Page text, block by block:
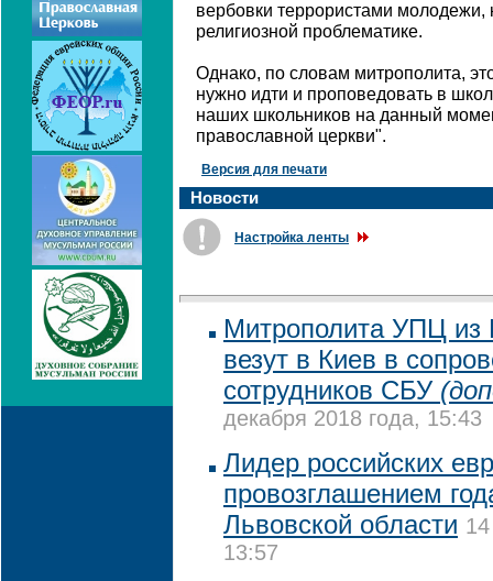
вербовки террористами молодежи,
религиозной проблематике.
Однако, по словам митрополита,
нужно идти и проповедовать в
наших школьников на данный
православной церкви".
Версия для печати
Новости
Настройка ленты
Митрополита УПЦ из
везут в Киев в
сотрудников СБУ
декабря 2018 года, 15:43
Лидер российских
провозглашением
Львовской области
13:57